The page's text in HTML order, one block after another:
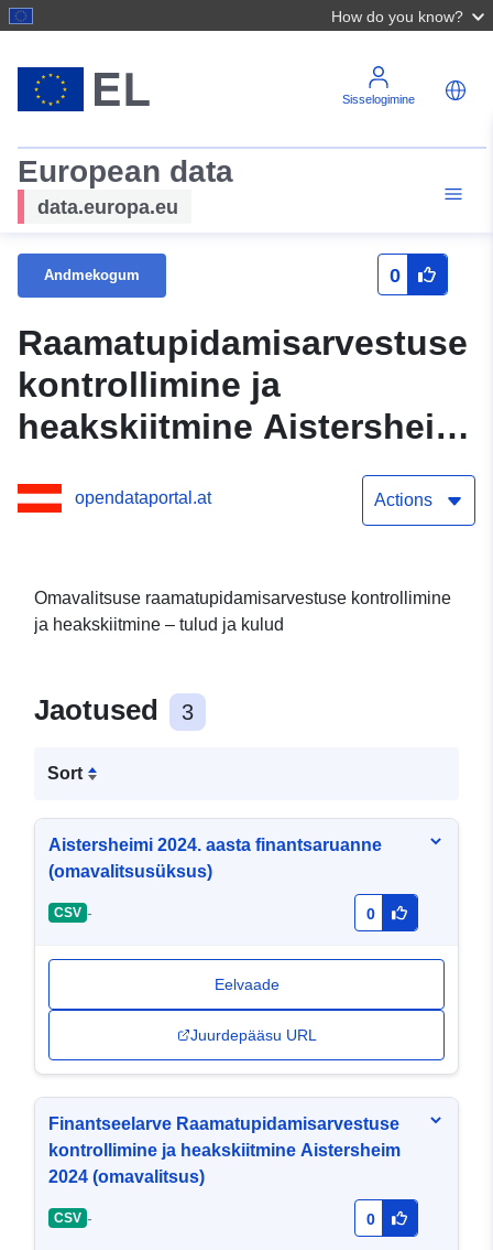
How do you know?
Sisselogimine
European data
data.europa.eu
Andmekogum 0
Raamatupidamisarvestuse
kontrollimine ja
heakskiitmine Aistersheim
opendataportal.at Actions
Omavalitsuse raamatupidamisarvestuse kontrollimine
ja heakskiitmine – tulud ja kulud
Jaotused 3
Sort
Aistersheimi 2024. aasta finantsaruanne
(omavalitsusüksus)
CSV - 0
Eelvaade
Juurdepääsu URL
Finantseelarve Raamatupidamisarvestuse
kontrollimine ja heakskiitmine Aistersheim
2024 (omavalitsus)
CSV - 0